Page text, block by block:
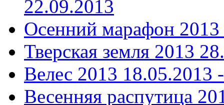
22.09.2013
Осенний марафон 2013
Тверская земля 2013
Велес 2013 18.05.2013
Весенняя распутица